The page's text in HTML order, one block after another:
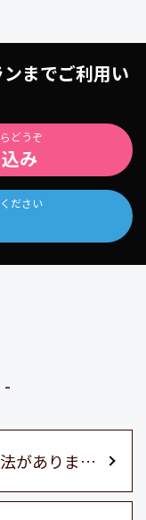
までご利用い
どうぞ
み
ださい
りますか？